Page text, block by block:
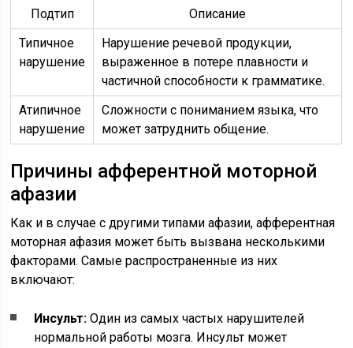
Подтип
Описание
Типичное
нарушение
Нарушение речевой продукции,
выраженное в потере плавности и
частичной способности к грамматике.
Атипичное
нарушение
Сложности с пониманием языка, что
может затруднить общение.
Причины афферентной моторной
афазии
Как и в случае с другими типами афазии, афферентная
моторная афазия может быть вызвана несколькими
факторами. Самые распространенные из них
включают:
Инсульт: Один из самых частых нарушителей
нормальной работы мозга. Инсульт может